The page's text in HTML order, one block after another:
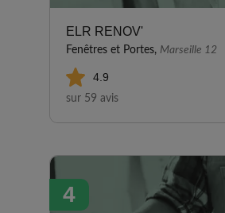
ELR RENOV'
Fenêtres et Portes, Marseille 12
4.9
sur 59 avis
4